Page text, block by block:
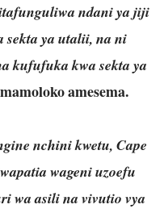
ndani ya jiji
sekta ya utalii, na ni
kufufuka kwa sekta ya
amesema.
nchini kwetu, Cape
wageni uzoefu
wa asili na vivutio vya